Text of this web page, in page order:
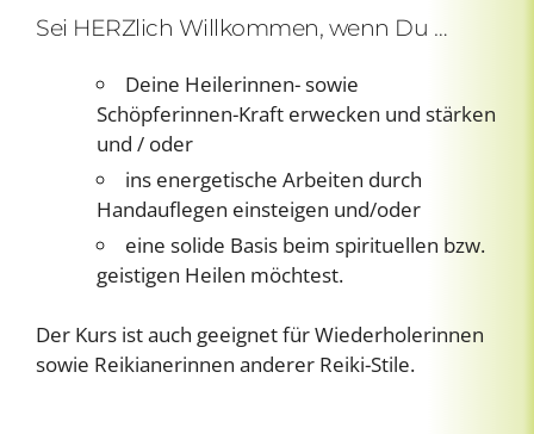
Sei HERZlich Willkommen, wenn Du …
Deine Heilerinnen- sowie
Schöpferinnen-Kraft erwecken und stärken
und / oder
ins energetische Arbeiten durch
Handauflegen einsteigen und/oder
eine solide Basis beim spirituellen bzw.
geistigen Heilen möchtest.
Der Kurs ist auch geeignet für Wiederholerinnen
sowie Reikianerinnen anderer Reiki-Stile.